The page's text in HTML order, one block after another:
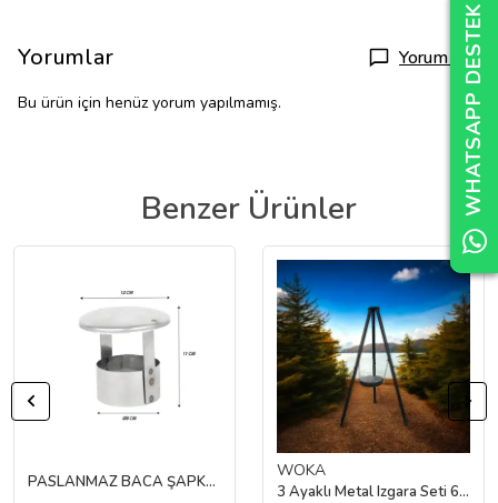
Yorumlar Yorum Yap
Bu ürün için henüz yorum yapılmamış.
Benzer Ürünler
PASLANMAZ BACA ŞAPKASI
WOKA
3 Ayaklı Metal Izgara Seti 60 cm
WHATSAPP DESTEK
WHATSAPP DESTEK
WHATSAPP DESTEK